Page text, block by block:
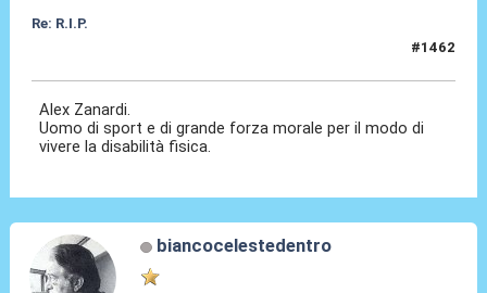
Re: R.I.P.
#1462
Alex Zanardi.
Uomo di sport e di grande forza morale per il modo di
vivere la disabilità fisica.
biancocelestedentro